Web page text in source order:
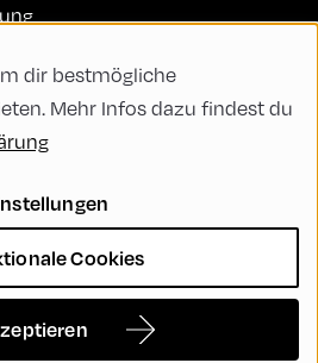
und Inklusion
dir bestmögliche
Mehr Infos dazu findest du
Cookies